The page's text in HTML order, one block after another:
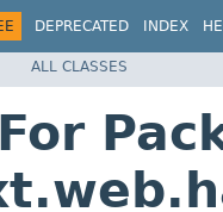
DEPRECATED INDEX
ALL CLASSES